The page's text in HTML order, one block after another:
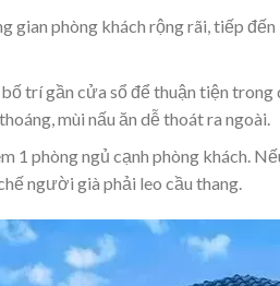
gian phòng khách rộng rãi, tiếp
trí gần cửa sổ để thuận tiện trong
mùi nấu ăn dễ thoát ra ngoài.
1 phòng ngủ cạnh phòng khách.
người già phải leo cầu thang.